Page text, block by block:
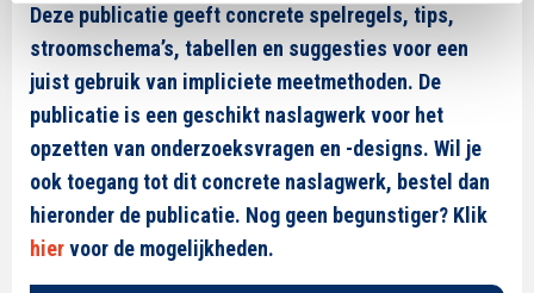
Deze publicatie geeft concrete spelregels, tips,
stroomschema’s, tabellen en suggesties voor een
juist gebruik van impliciete meetmethoden. De
publicatie is een geschikt naslagwerk voor het
opzetten van onderzoeksvragen en -designs. Wil je
ook toegang tot dit concrete naslagwerk, bestel dan
hieronder de publicatie. Nog geen begunstiger? Klik
hiervoor de mogelijkheden.